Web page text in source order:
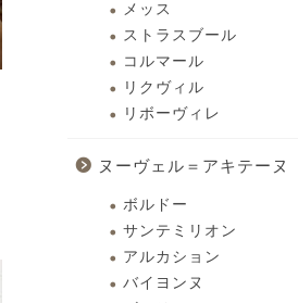
メッス
ストラスブール
コルマール
リクヴィル
リボーヴィレ
ヌーヴェル＝アキテーヌ
ボルドー
サンテミリオン
アルカション
バイヨンヌ